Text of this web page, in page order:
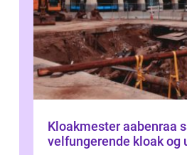
Kloakmester aabenraa sådan sikrer du
velfungerende kloak og